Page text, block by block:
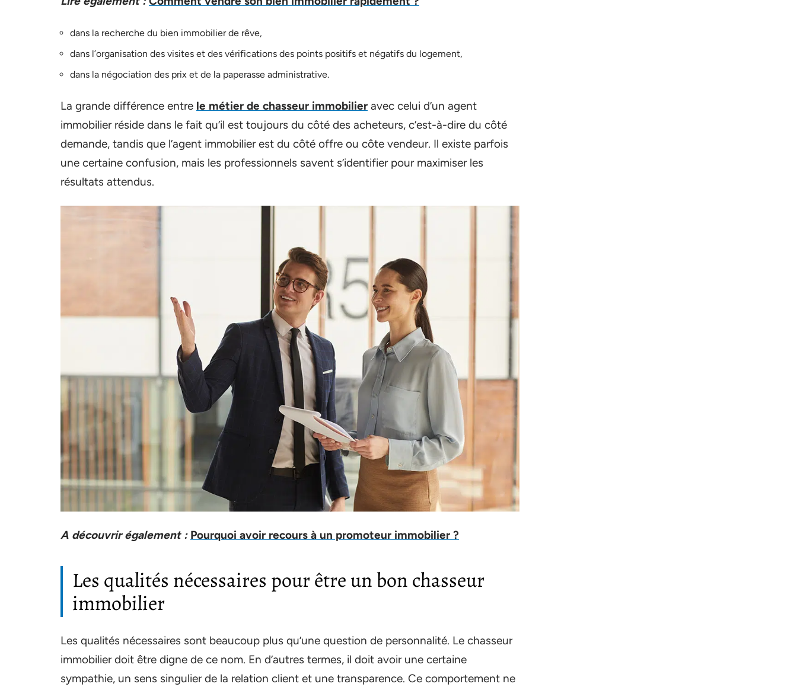
dans la recherche du bien immobilier de rêve,
dans l’organisation des visites et des vérifications des points positifs et négatifs du logement,
dans la négociation des prix et de la paperasse administrative.
La grande différence entre le métier de chasseur immobilier avec celui d’un agent
immobilier réside dans le fait qu’il est toujours du côté des acheteurs, c’est-à-dire du côté
demande, tandis que l’agent immobilier est du côté offre ou côte vendeur. Il existe parfois
une certaine confusion, mais les professionnels savent s’identifier pour maximiser les
résultats attendus.
A découvrir également : Pourquoi avoir recours à un promoteur immobilier ?
Les qualités nécessaires pour être un bon chasseur
immobilier
Les qualités nécessaires sont beaucoup plus qu’une question de personnalité. Le chasseur
immobilier doit être digne de ce nom. En d’autres termes, il doit avoir une certaine
sympathie, un sens singulier de la relation client et une transparence. Ce comportement ne